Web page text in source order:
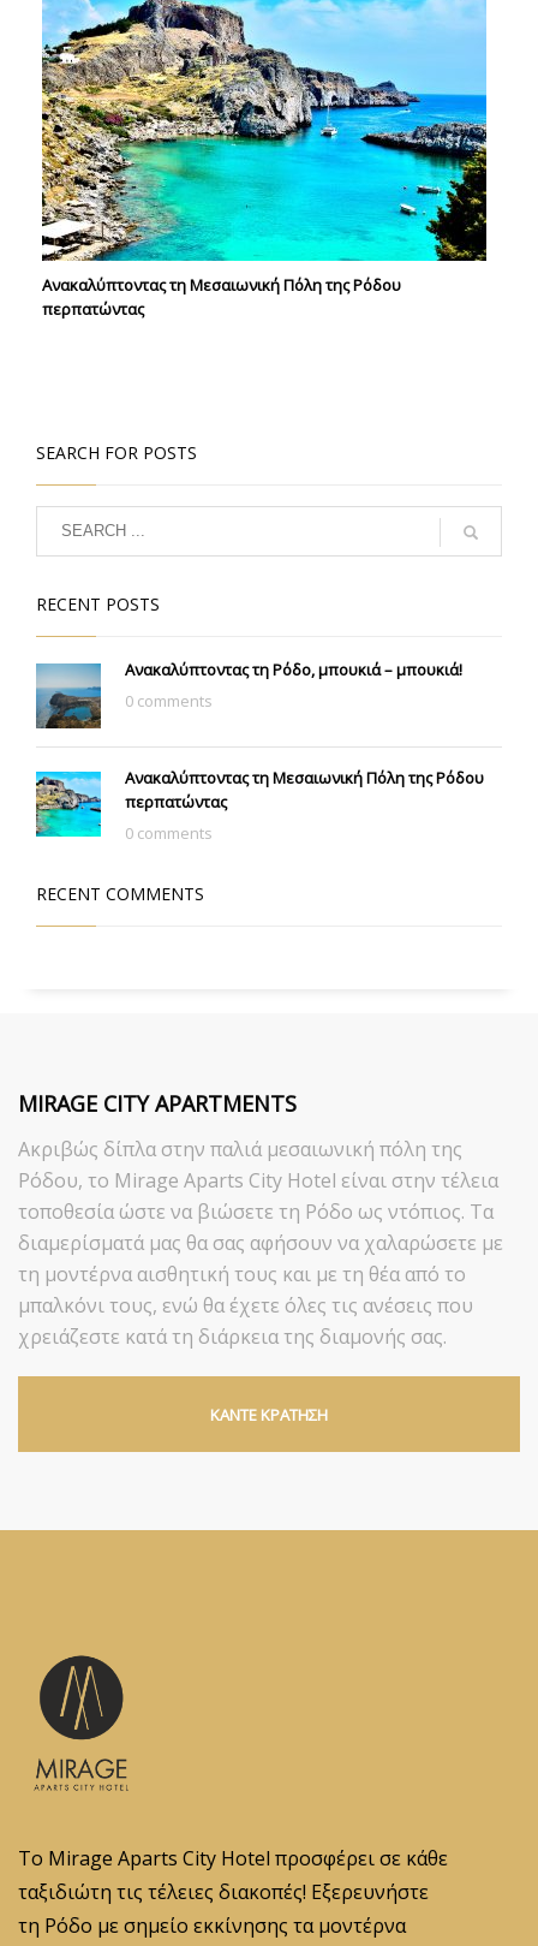
Ανακαλύπτοντας τη Μεσαιωνική Πόλη της Ρόδου
περπατώντας
SEARCH FOR POSTS
RECENT POSTS
Ανακαλύπτοντας τη Ρόδο, μπουκιά – μπουκιά!
0 comments
Ανακαλύπτοντας τη Μεσαιωνική Πόλη της Ρόδου
περπατώντας
0 comments
RECENT COMMENTS
MIRAGE CITY APARTMENTS
Ακριβώς δίπλα στην παλιά μεσαιωνική πόλη της
Ρόδου, το Mirage Aparts City Hotel είναι στην τέλεια
τοποθεσία ώστε να βιώσετε τη Ρόδο ως ντόπιος. Τα
διαμερίσματά μας θα σας αφήσουν να χαλαρώσετε με
τη μοντέρνα αισθητική τους και με τη θέα από το
μπαλκόνι τους, ενώ θα έχετε όλες τις ανέσεις που
χρειάζεστε κατά τη διάρκεια της διαμονής σας.
ΚΑΝΤΕ ΚΡΑΤΗΣΗ
Το Mirage Aparts City Hotel προσφέρει σε κάθε
ταξιδιώτη τις τέλειες διακοπές! Εξερευνήστε
τη Ρόδο με σημείο εκκίνησης τα μοντέρνα